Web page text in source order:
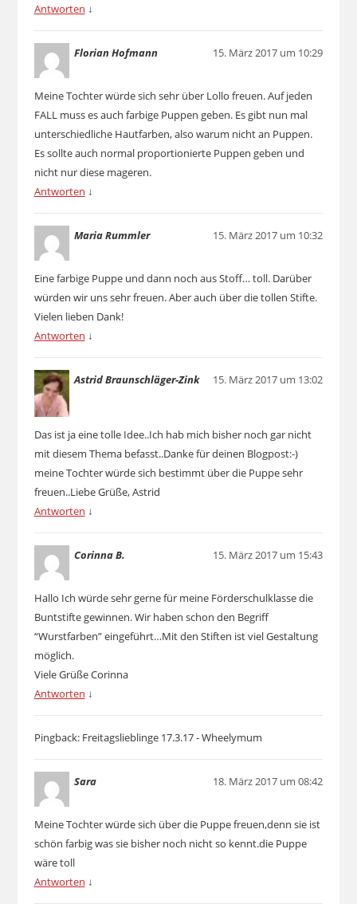
Antworten ↓
Florian Hofmann 15. März 2017 um 10:29
Meine Tochter würde sich sehr über Lollo freuen. Auf jeden
FALL muss es auch farbige Puppen geben. Es gibt nun mal
unterschiedliche Hautfarben, also warum nicht an Puppen.
Es sollte auch normal proportionierte Puppen geben und
nicht nur diese mageren.
Antworten ↓
Maria Rummler 15. März 2017 um 10:32
Eine farbige Puppe und dann noch aus Stoff… toll. Darüber
würden wir uns sehr freuen. Aber auch über die tollen Stifte.
Vielen lieben Dank!
Antworten ↓
Astrid Braunschläger-Zink 15. März 2017 um 13:02
Das ist ja eine tolle Idee..Ich hab mich bisher noch gar nicht
mit diesem Thema befasst..Danke für deinen Blogpost:-)
meine Tochter würde sich bestimmt über die Puppe sehr
freuen..Liebe Grüße, Astrid
Antworten ↓
Corinna B. 15. März 2017 um 15:43
Hallo Ich würde sehr gerne für meine Förderschulklasse die
Buntstifte gewinnen. Wir haben schon den Begriff
“Wurstfarben” eingeführt…Mit den Stiften ist viel Gestaltung
möglich.
Viele Grüße Corinna
Antworten ↓
Pingback: Freitagslieblinge 17.3.17 - Wheelymum
Sara 18. März 2017 um 08:42
Meine Tochter würde sich über die Puppe freuen,denn sie ist
schön farbig was sie bisher noch nicht so kennt.die Puppe
wäre toll
Antworten ↓